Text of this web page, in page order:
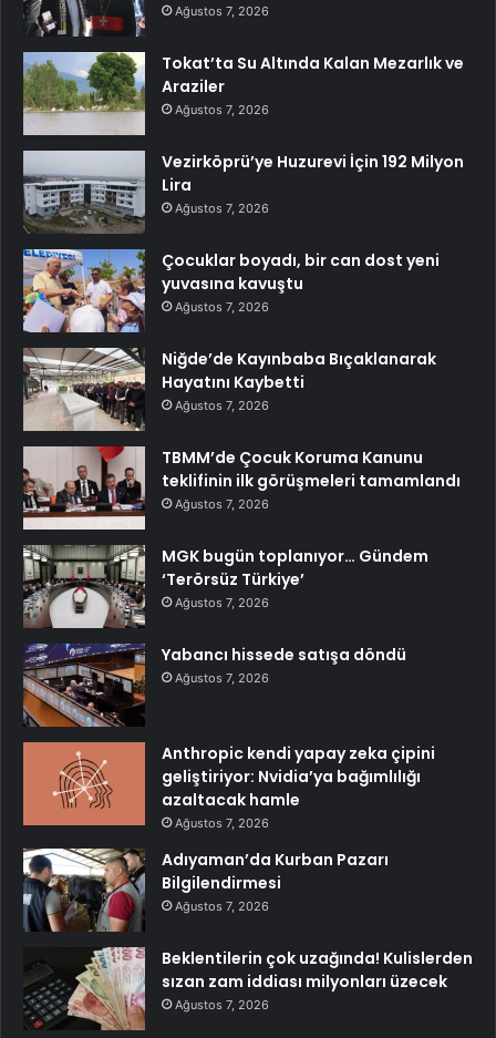
Ağustos 7, 2026
Tokat’ta Su Altında Kalan Mezarlık ve
Araziler
Ağustos 7, 2026
Vezirköprü’ye Huzurevi İçin 192 Milyon
Lira
Ağustos 7, 2026
Çocuklar boyadı, bir can dost yeni
yuvasına kavuştu
Ağustos 7, 2026
Niğde’de Kayınbaba Bıçaklanarak
Hayatını Kaybetti
Ağustos 7, 2026
TBMM’de Çocuk Koruma Kanunu
teklifinin ilk görüşmeleri tamamlandı
Ağustos 7, 2026
MGK bugün toplanıyor… Gündem
‘Terörsüz Türkiye’
Ağustos 7, 2026
Yabancı hissede satışa döndü
Ağustos 7, 2026
Anthropic kendi yapay zeka çipini
geliştiriyor: Nvidia’ya bağımlılığı
azaltacak hamle
Ağustos 7, 2026
Adıyaman’da Kurban Pazarı
Bilgilendirmesi
Ağustos 7, 2026
Beklentilerin çok uzağında! Kulislerden
sızan zam iddiası milyonları üzecek
Ağustos 7, 2026